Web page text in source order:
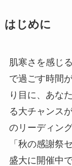
はじめに
肌寒さを感じ
で過ごす時間
り目に、あな
る大チャンス
のリーディン
「秋の感謝祭
盛大に開催中で